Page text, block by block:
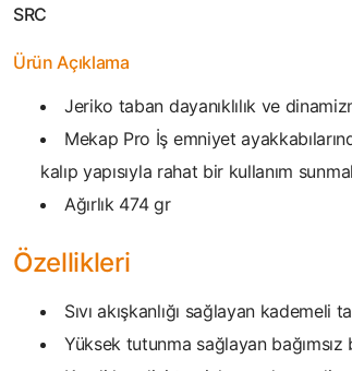
SRC
Ürün Açıklama
Jeriko taban dayanıklılık ve
Mekap Pro İş emniyet
kalıp yapısıyla rahat bir kullanım
Ağırlık 474 gr
Özellikleri
Sıvı akışkanlığı sağlayan kademeli
Yüksek tutunma sağlayan bağımsız